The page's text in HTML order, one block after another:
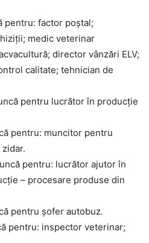
pentru: factor poștal;
medic veterinar
director vânzări ELV;
calitate; tehnician de
pentru lucrător în producție
pentru: muncitor pentru
pentru: lucrător ajutor în
– procesare produse din
pentru șofer autobuz.
pentru: inspector veterinar;